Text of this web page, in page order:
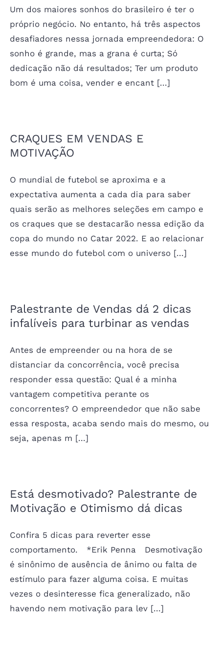
Um dos maiores sonhos do brasileiro é ter o
próprio negócio. No entanto, há três aspectos
desafiadores nessa jornada empreendedora: O
sonho é grande, mas a grana é curta; Só
dedicação não dá resultados; Ter um produto
bom é uma coisa, vender e encant [...]
CRAQUES EM VENDAS E
MOTIVAÇÃO
O mundial de futebol se aproxima e a
expectativa aumenta a cada dia para saber
quais serão as melhores seleções em campo e
os craques que se destacarão nessa edição da
copa do mundo no Catar 2022. E ao relacionar
esse mundo do futebol com o universo [...]
Palestrante de Vendas dá 2 dicas
infalíveis para turbinar as vendas
Antes de empreender ou na hora de se
distanciar da concorrência, você precisa
responder essa questão: Qual é a minha
vantagem competitiva perante os
concorrentes? O empreendedor que não sabe
essa resposta, acaba sendo mais do mesmo, ou
seja, apenas m [...]
Está desmotivado? Palestrante de
Motivação e Otimismo dá dicas
Confira 5 dicas para reverter esse
comportamento. *Erik Penna Desmotivação
é sinônimo de ausência de ânimo ou falta de
estímulo para fazer alguma coisa. E muitas
vezes o desinteresse fica generalizado, não
havendo nem motivação para lev [...]